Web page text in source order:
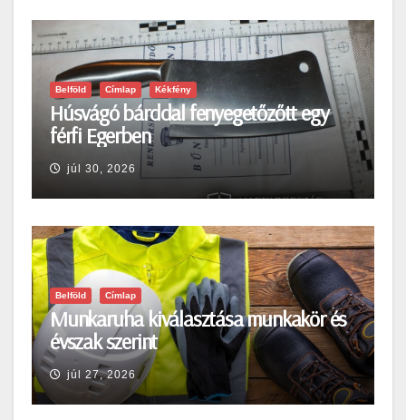
Belföld Címlap Kékfény
Húsvágó bárddal fenyegetőzőtt egy
férfi Egerben
júl 30, 2026
Belföld Címlap
Munkaruha kiválasztása munkakör és
évszak szerint
júl 27, 2026